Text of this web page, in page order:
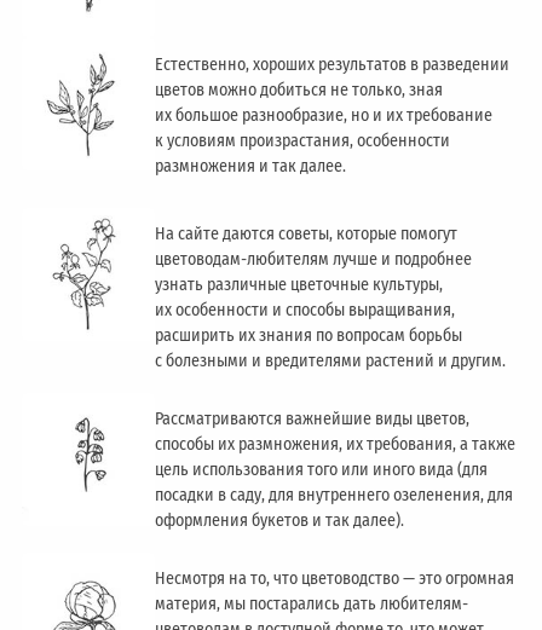
Естественно, хороших результатов в разведении
цветов можно добиться не только, зная
их большое разнообразие, но и их требование
к условиям произрастания, особенности
размножения и так далее.
На сайте даются советы, которые помогут
цветоводам-любителям лучше и подробнее
узнать различные цветочные культуры,
их особенности и способы выращивания,
расширить их знания по вопросам борьбы
с болезными и вредителями растений и другим.
Рассматриваются важнейшие виды цветов,
способы их размножения, их требования, а также
цель использования того или иного вида (для
посадки в саду, для внутреннего озеленения, для
оформления букетов и так далее).
Несмотря на то, что цветоводство — это огромная
материя, мы постарались дать любителям-